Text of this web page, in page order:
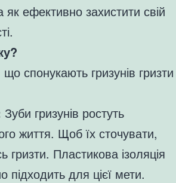
ефективно захистити свій
спонукають гризунів гризти
Зуби гризунів ростуть
життя. Щоб їх сточувати,
гризти. Пластикова ізоляція
підходить для цієї мети.